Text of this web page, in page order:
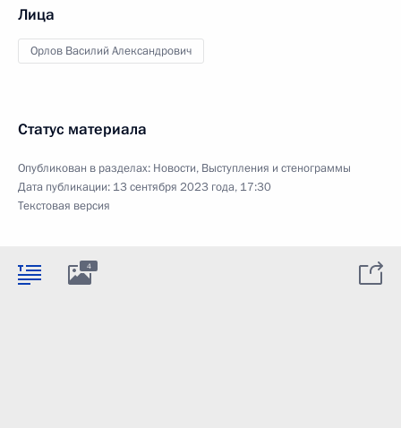
Лица
Орлов Василий Александрович
Статус материала
Опубликован в разделах: Новости, Выступления и стенограммы
Дата публикации: 13 сентября 2023 года, 17:30
Текстовая версия
4